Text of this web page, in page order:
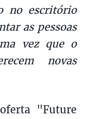
no escritório
as pessoas
vez que o
novas
"Future